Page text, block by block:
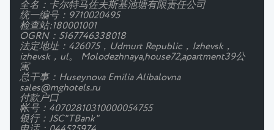
全名：卡尔特马佐夫斯基池塘有限责任公司
统一编号：9710020495
检查站:180001001
OGRN：5167746338018
法定地址：426075，Udmurt Republic，Izhevsk，
izhevsk，ul。 Molodezhnaya,house72,apartment39公
寓
总干事：Huseynova Emilia Alibalovna
sales@mghotels.ru
付款户口
帐号：40702810310000054755
银行：JSC"TBank"